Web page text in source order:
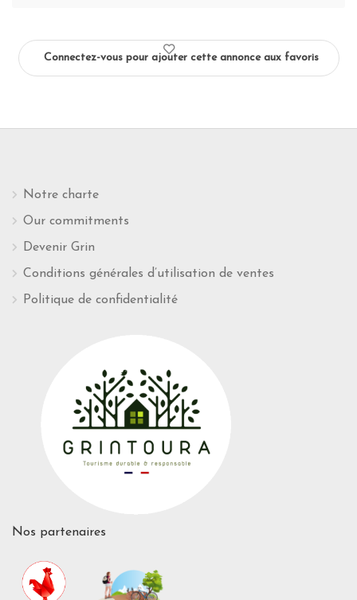
Connectez-vous pour ajouter cette annonce aux favoris
Notre charte
Our commitments
Devenir Grin
Conditions générales d’utilisation de ventes
Politique de confidentialité
Nos partenaires